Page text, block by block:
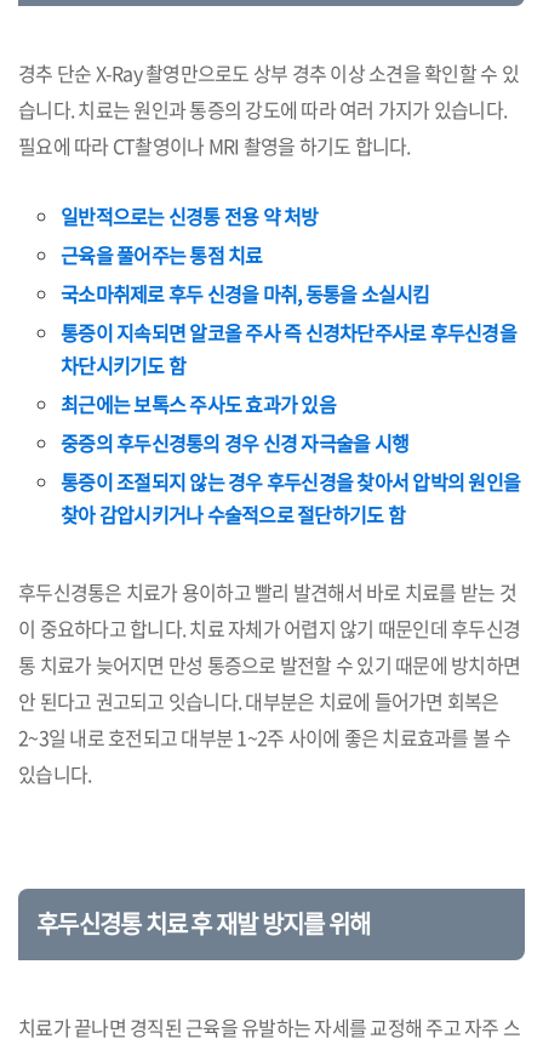
경추 단순 X-Ray 촬영만으로도 상부 경추 이상 소견을 확인할 수 있
습니다. 치료는 원인과 통증의 강도에 따라 여러 가지가 있습니다.
필요에 따라 CT촬영이나 MRI 촬영을 하기도 합니다.
일반적으로는 신경통 전용 약 처방
근육을 풀어주는 통점 치료
국소마취제로 후두 신경을 마취, 동통을 소실시킴
통증이 지속되면 알코올 주사 즉 신경차단주사로 후두신경을
차단시키기도 함
최근에는 보톡스 주사도 효과가 있음
중증의 후두신경통의 경우 신경 자극술을 시행
통증이 조절되지 않는 경우 후두신경을 찾아서 압박의 원인을
찾아 감압시키거나 수술적으로 절단하기도 함
후두신경통은 치료가 용이하고 빨리 발견해서 바로 치료를 받는 것
이 중요하다고 합니다. 치료 자체가 어렵지 않기 때문인데 후두신경
통 치료가 늦어지면 만성 통증으로 발전할 수 있기 때문에 방치하면
안 된다고 권고되고 잇습니다. 대부분은 치료에 들어가면 회복은
2~3일 내로 호전되고 대부분 1~2주 사이에 좋은 치료효과를 볼 수
있습니다.
후두신경통 치료 후 재발 방지를 위해
치료가 끝나면 경직된 근육을 유발하는 자세를 교정해 주고 자주 스